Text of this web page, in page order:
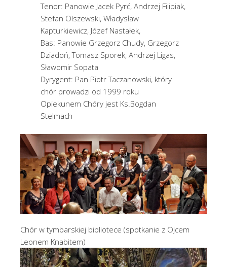
Tenor: Panowie Jacek Pyrć, Andrzej Filipiak,
Stefan Olszewski, Władysław
Kapturkiewicz, Józef Nastałek,
Bas: Panowie Grzegorz Chudy, Grzegorz
Dziadoń, Tomasz Sporek, Andrzej Ligas,
Sławomir Sopata
Dyrygent: Pan Piotr Taczanowski, który
chór prowadzi od 1999 roku
Opiekunem Chóry jest Ks.Bogdan
Stelmach
Chór w tymbarskiej bibliotece (spotkanie z Ojcem
Leonem Knabitem)